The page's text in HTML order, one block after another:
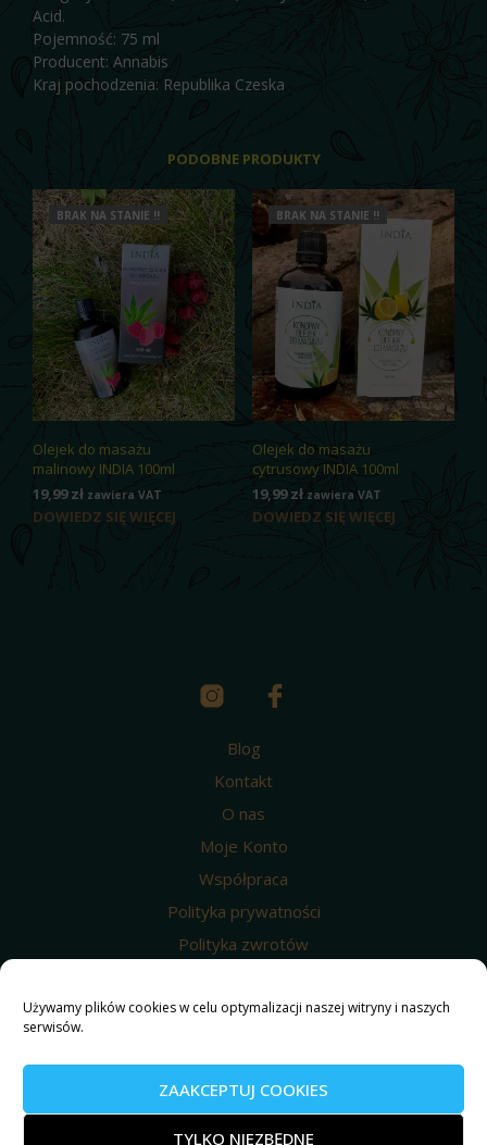
Używamy plików cookies w celu optymalizacji naszej witryny i naszych
serwisów.
ZAAKCEPTUJ COOKIES
TYLKO NIEZBĘDNE
Acid.
Pojemność: 75 ml
Producent: Annabis
Kraj pochodzenia: Republika Czeska
PODOBNE PRODUKTY
BRAK NA STANIE !!
Olejek do masażu
malinowy INDIA 100ml
19,99zł zawiera VAT
DOWIEDZ SIĘ WIĘCEJ
BRAK NA STANIE !!
Olejek do masażu
cytrusowy INDIA 100ml
19,99zł zawiera VAT
DOWIEDZ SIĘ WIĘCEJ
Blog
Kontakt
O nas
Moje Konto
Współpraca
Polityka prywatności
Polityka zwrotów
Regulamin